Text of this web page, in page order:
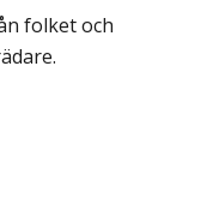
folket och